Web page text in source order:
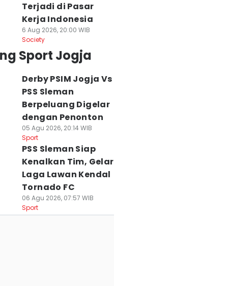
Terjadi di Pasar
Kerja Indonesia
6 Aug 2026, 20:00 WIB
Society
Sport Jogja
Derby PSIM Jogja Vs
PSS Sleman
Berpeluang Digelar
dengan Penonton
05 Agu 2026, 20:14 WIB
Sport
PSS Sleman Siap
Kenalkan Tim, Gelar
Laga Lawan Kendal
Tornado FC
06 Agu 2026, 07:57 WIB
Sport